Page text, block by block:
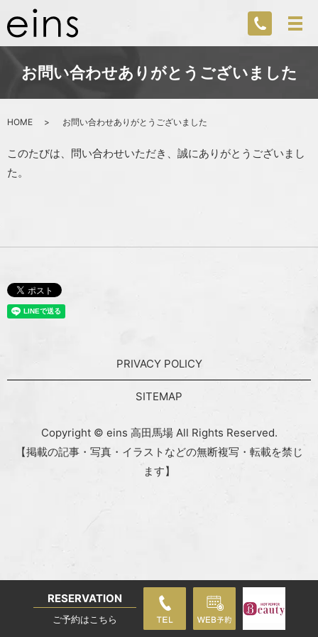
お問い合わせありがとうございました
HOME お問い合わせありがとうございました
このたびは、問い合わせいただき、誠にありがとうございまし
た。
PRIVACY POLICY
SITEMAP
Copyright © eins 高田馬場 All Rights Reserved.
【掲載の記事・写真・イラストなどの無断複写・転載を禁じ
ます】
RESERVATION
ご予約はこちら